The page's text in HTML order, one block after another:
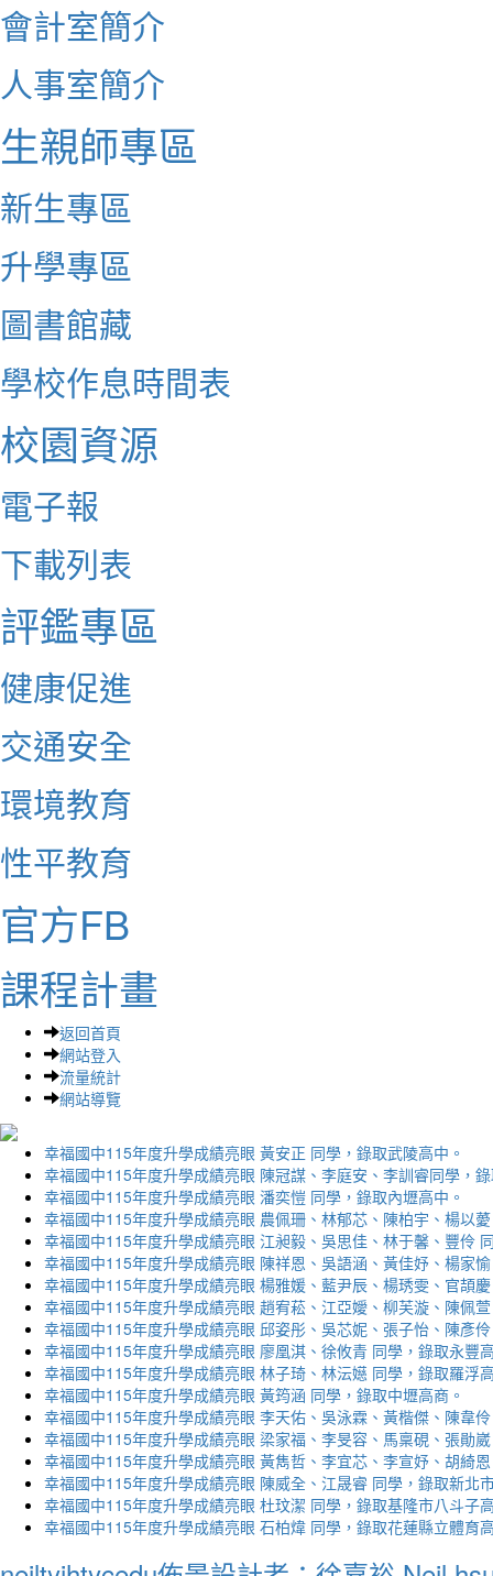
會計室簡介
人事室簡介
生親師專區
新生專區
升學專區
圖書館藏
學校作息時間表
校園資源
電子報
下載列表
評鑑專區
健康促進
交通安全
環境教育
性平教育
官方FB
課程計畫
返回首頁
網站登入
流量統計
網站導覽
幸福國中115年度升學成績亮眼 黃安正 同學，錄取武陵高中。
幸福國中115年度升學成績亮眼 陳冠謀、李庭安、李訓睿同學，
幸福國中115年度升學成績亮眼 潘奕愷 同學，錄取內壢高中。
幸福國中115年度升學成績亮眼 農佩珊、林郁芯、陳柏宇、楊以
幸福國中115年度升學成績亮眼 江昶毅、吳思佳、林于馨、豐伶
幸福國中115年度升學成績亮眼 陳祥恩、吳語涵、黃佳妤、楊家
幸福國中115年度升學成績亮眼 楊雅媛、藍尹辰、楊琇雯、官頡
幸福國中115年度升學成績亮眼 趙宥菘、江亞嬡、柳芙漩、陳佩
幸福國中115年度升學成績亮眼 邱姿彤、吳芯妮、張子怡、陳彥
幸福國中115年度升學成績亮眼 廖凰淇、徐攸青 同學，錄取永豐
幸福國中115年度升學成績亮眼 林子琦、林沄嬨 同學，錄取羅浮
幸福國中115年度升學成績亮眼 黃筠涵 同學，錄取中壢高商。
幸福國中115年度升學成績亮眼 李天佑、吳泳霖、黃楷傑、陳韋
幸福國中115年度升學成績亮眼 梁家福、李旻容、馬稟硯、張勛
幸福國中115年度升學成績亮眼 黃雋哲、李宜芯、李宣妤、胡綺
幸福國中115年度升學成績亮眼 陳威全、江晟睿 同學，錄取新北
幸福國中115年度升學成績亮眼 杜玟潔 同學，錄取基隆市八斗子
幸福國中115年度升學成績亮眼 石柏煒 同學，錄取花蓮縣立體育